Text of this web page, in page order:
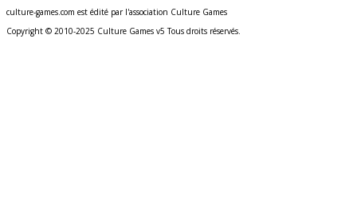
culture-games.com est édité par l'association Culture Games
Copyright © 2010-2025 Culture Games v5 Tous droits réservés.